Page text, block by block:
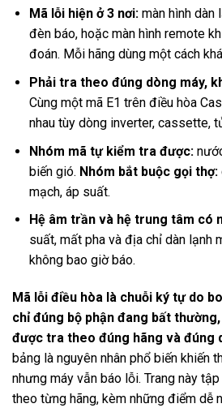
Mã lỗi hiện ở 3 nơi:màn hình dàn
đèn báo, hoặc màn hình remote
đoán. Mỗi hãng dùng một cách
Phải tra theo đúng dòng máy,
Cùng một mã E1 trên điều hòa
nhau tùy dòng inverter, cassette,
Nhóm mã tự kiểm tra được:
biến gió. Nhóm bắt buộc gọi thợ:
mạch, áp suất.
Hệ âm trần và hệ trung tâm có
suất, mất pha và địa chỉ dàn lạnh
không bao giờ báo.
Mã lỗi điều hòa là chuỗi ký tự do
chỉ đúng bộ phận đang bất
được tra theo đúng hãng và đúng
bảng là nguyên nhân phổ biến khiến
nhưng máy vẫn báo lỗi. Trang này
theo từng hãng, kèm những điểm dễ